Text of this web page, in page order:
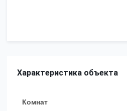
Характеристика объекта
Комнат